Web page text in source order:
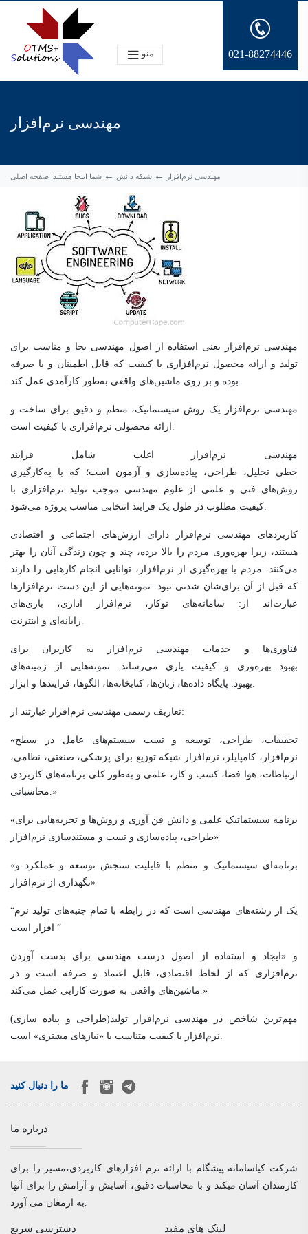
منو 021-88274446
مهندسی نرم‌افزار
شما اینجا هستید: صفحه اصلی شبکه دانش مهندسی نرم‌افزار
مهندسی نرم‌افزار یعنی استفاده از اصول مهندسی بجا و مناسب برای
تولید و ارائه محصول نرم‌افزاری با کیفیت که قابل اطمینان و با صرفه
بوده و بر روی ماشین‌های واقعی به‌طور کارآمدی عمل کند.
مهندسی نرم‌افزار یک روش سیستماتیک، منظم و دقیق برای ساخت و
ارائه محصولی نرم‌افزاری با کیفیت است.
مهندسی نرم‌افزار اغلب شامل فرایند
خطی تحلیل، طراحی، پیاده‌سازی و آزمون است؛ که با به‌کارگیری
روش‌های فنی و علمی از علوم مهندسی موجب تولید نرم‌افزاری با
کیفیت مطلوب در طول یک فرایند انتخابی مناسب پروژه می‌شود.
کاربردهای مهندسی نرم‌افزار دارای ارزش‌های اجتماعی و اقتصادی
هستند، زیرا بهره‌وری مردم را بالا برده، چند و چون زندگی آنان را بهتر
می‌کنند. مردم با بهره‌گیری از نرم‌افزار، توانایی انجام کارهایی را دارند
که قبل از آن برای‌شان شدنی نبود. نمونه‌هایی از این دست نرم‌افزارها
عبارت‌اند از: سامانه‌های توکار، نرم‌افزار اداری، بازی‌های
رایانه‌ای و اینترنت.
فناوری‌ها و خدمات مهندسی نرم‌افزار به کاربران برای
بهبود بهره‌وری و کیفیت یاری می‌رساند. نمونه‌هایی از زمینه‌های
بهبود: پایگاه داده‌ها، زبان‌ها، کتابخانه‌ها، الگوها، فرایندها و ابزار.
تعاریف رسمی مهندسی نرم‌افزار عبارتند از:
«تحقیقات، طراحی، توسعه و تست سیستم‌های عامل در سطح
نرم‌افزار، کامپایلر، نرم‌افزار شبکه توزیع برای پزشکی، صنعتی، نظامی،
ارتباطات، هوا فضا، کسب و کار، علمی و به‌طور کلی برنامه‌های کاربردی
محاسباتی.»
«برنامه سیستماتیک علمی و دانش فن آوری و روش‌ها و تجربه‌هایی برای
طراحی، پیاده‌سازی و تست و مستندسازی نرم‌افزار»
«برنامه‌ای سیستماتیک و منظم با قابلیت سنجش توسعه و عملکرد و
نگهداری از نرم‌افزار»
“یک از رشته‌های مهندسی است که در رابطه با تمام جنبه‌های تولید نرم
افزار است ”
و «ایجاد و استفاده از اصول درست مهندسی برای بدست آوردن
نرم‌افزاری که از لحاظ اقتصادی، قابل اعتماد و صرفه است و در
ماشین‌های واقعی به صورت کارایی عمل می‌کند.»
مهم‌ترین شاخص در مهندسی نرم‌افزار تولید(طراحی و پیاده سازی)
نرم‌افزار با کیفیت متناسب با «نیازهای مشتری» است.
ما را دنبال کنید
درباره ما
شرکت کیاسامانه پیشگام با ارائه نرم افزارهای کاربردی،مسیر را برای
کارمندان آسان میکند و با محاسبات دقیق، آسایش و آرامش را برای آنها
به ارمغان می آورد.
دسترسی سریع لینک های مفید